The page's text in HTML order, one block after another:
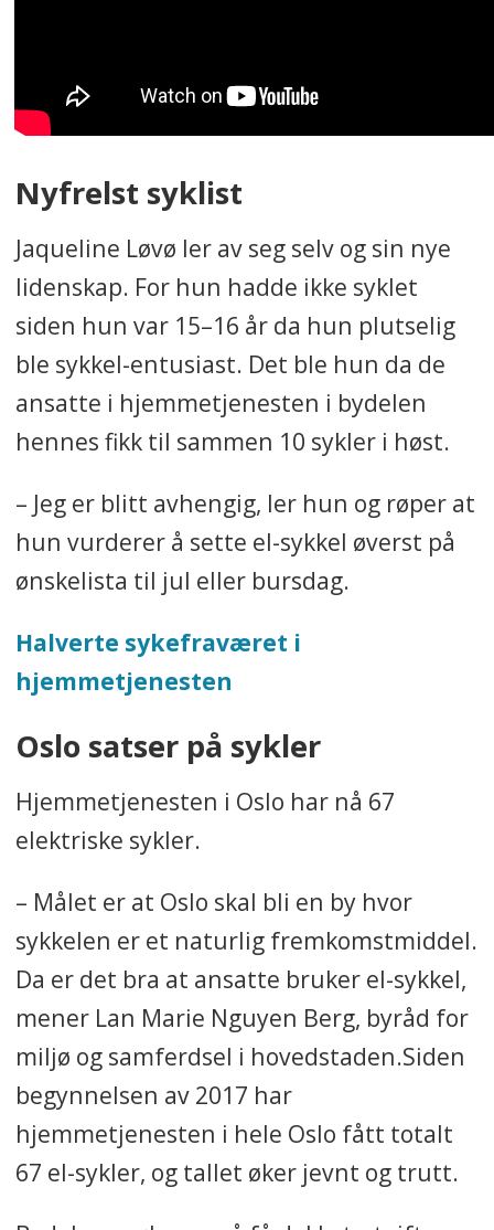
Nyfrelst syklist
Jaqueline Løvø ler av seg selv og sin nye
lidenskap. For hun hadde ikke syklet
siden hun var 15–16 år da hun plutselig
ble sykkel-entusiast. Det ble hun da de
ansatte i hjemmetjenesten i bydelen
hennes fikk til sammen 10 sykler i høst.
– Jeg er blitt avhengig, ler hun og røper at
hun vurderer å sette el-sykkel øverst på
ønskelista til jul eller bursdag.
Halverte sykefraværet i
hjemmetjenesten
Oslo satser på sykler
Hjemmetjenesten i Oslo har nå 67
elektriske sykler.
– Målet er at Oslo skal bli en by hvor
sykkelen er et naturlig fremkomstmiddel.
Da er det bra at ansatte bruker el-sykkel,
mener Lan Marie Nguyen Berg, byråd for
miljø og samferdsel i hovedstaden.Siden
begynnelsen av 2017 har
hjemmetjenesten i hele Oslo fått totalt
67 el-sykler, og tallet øker jevnt og trutt.